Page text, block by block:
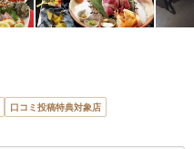
口コミ投稿特典対象店